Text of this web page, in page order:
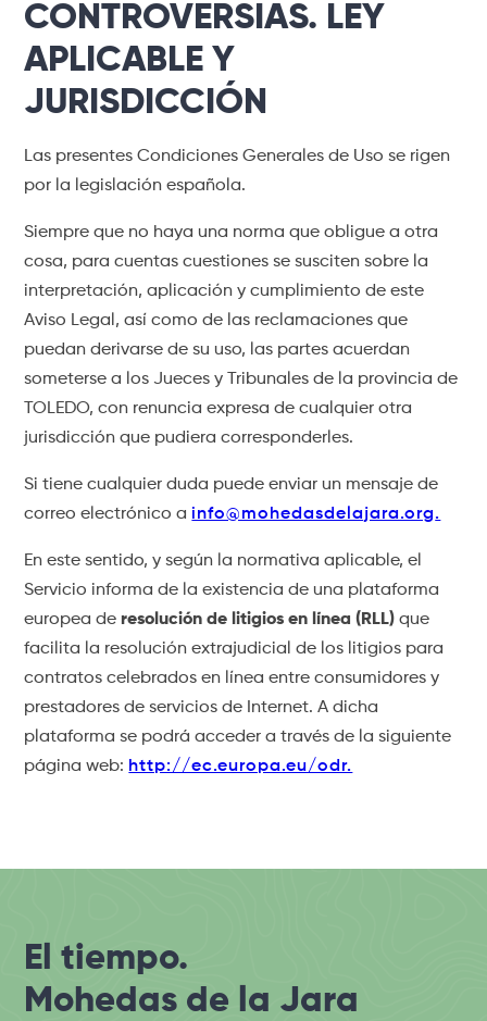
CONTROVERSIAS. LEY
APLICABLE Y
JURISDICCIÓN
Las presentes Condiciones Generales de Uso se rigen
por la legislación española.
Siempre que no haya una norma que obligue a otra
cosa, para cuentas cuestiones se susciten sobre la
interpretación, aplicación y cumplimiento de este
Aviso Legal, así como de las reclamaciones que
puedan derivarse de su uso, las partes acuerdan
someterse a los Jueces y Tribunales de la provincia de
TOLEDO, con renuncia expresa de cualquier otra
jurisdicción que pudiera corresponderles.
Si tiene cualquier duda puede enviar un mensaje de
correo electrónico a info@mohedasdelajara.org.
En este sentido, y según la normativa aplicable, el
Servicio informa de la existencia de una plataforma
europea deresolución de litigios en línea (RLL)que
facilita la resolución extrajudicial de los litigios para
contratos celebrados en línea entre consumidores y
prestadores de servicios de Internet. A dicha
plataforma se podrá acceder a través de la siguiente
página web: http://ec.europa.eu/odr.
El tiempo.
Mohedas de la Jara